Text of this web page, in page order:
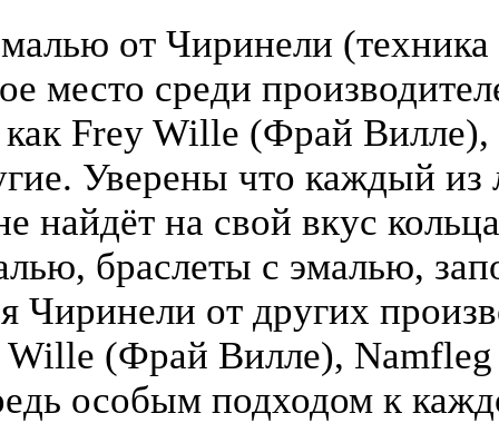
от Чиринели (техника
место среди
Frey Wille (Фрай
Уверены что каждый
найдёт на свой вкус
браслеты с эмалью,
Чиринели от других
Wille (Фрай Вилле),
особым подходом к